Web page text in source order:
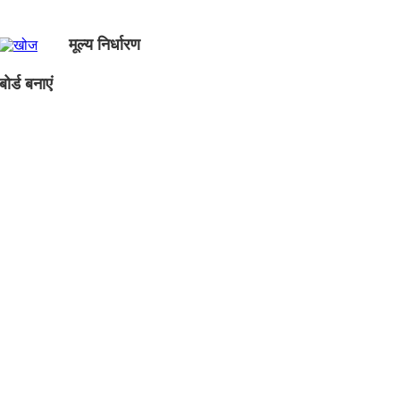
मूल्य निर्धारण
बनाएं